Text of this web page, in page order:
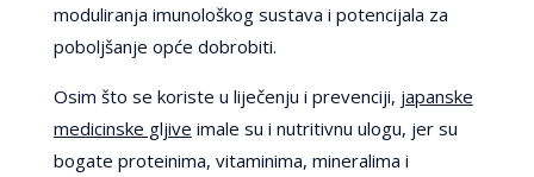
moduliranja imunološkog sustava i potencijala za
poboljšanje opće dobrobiti.
Osim što se koriste u liječenju i prevenciji, japanske
medicinske gljive imale su i nutritivnu ulogu, jer su
bogate proteinima, vitaminima, mineralima i